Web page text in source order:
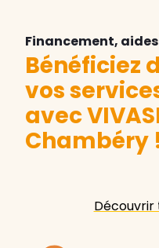
Financement,
Bénéficiez
vos
avec
Chambéry
Découvrir